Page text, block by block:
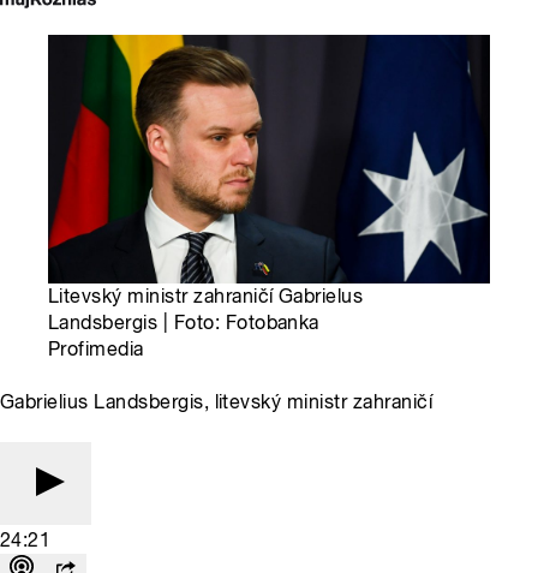
Litevský ministr zahraničí Gabrielus
Landsbergis | Foto: Fotobanka
Profimedia
Gabrielius Landsbergis, litevský ministr zahraničí
24:21